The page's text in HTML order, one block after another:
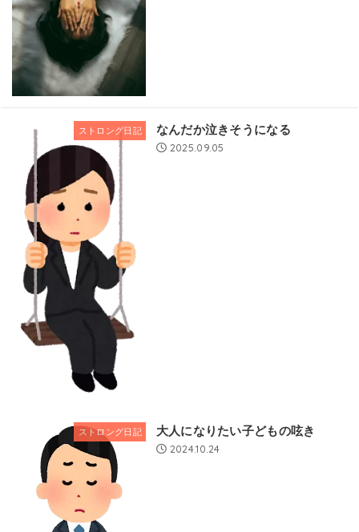
ストロング日記
なんだか泣きそうになる
2025.09.05
ストロング日記
大人になりたい子どもの呟き
2024.10.24